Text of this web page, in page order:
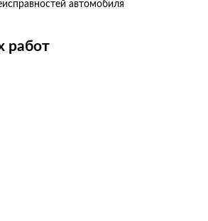
автомобиля
работ